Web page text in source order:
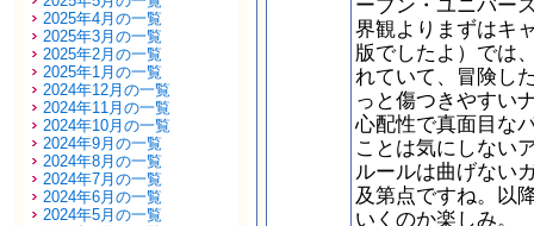
2025年4月の一覧
2025年3月の一覧
2025年2月の一覧
2025年1月の一覧
2024年12月の一覧
2024年11月の一覧
2024年10月の一覧
2024年9月の一覧
2024年8月の一覧
2024年7月の一覧
2024年6月の一覧
2024年5月の一覧
ーブン・ユニバー
界観よりまずはキ
版でしたよ）では
れていて、冒険し
っと傷つきやすい
心配性で真面目な
ことは気にしない
ルールは曲げない
及第点ですね。以
いくのか楽しみ。